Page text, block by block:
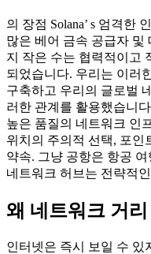
의 장점 Solana’ s 엄격한
많은 베어 금속 공급자 및
지 작은 수는 협력적이고
되었습니다. 우리는 이러
구축하고 우리의 글로벌
러한 관계를 활용했습니
높은 품질의 네트워크 인
위치의 주의적 선택, 포인
약속. 그냥 공항은 항공
네트워크 허브는 전략적
왜 네트워크 거
인터넷은 즉시 보일 수 있